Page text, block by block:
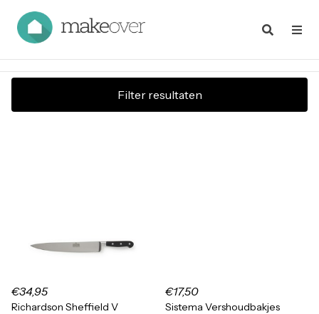
Filter resultaten
€34,95
Richardson Sheffield V
€17,50
Sistema Vershoudbakjes